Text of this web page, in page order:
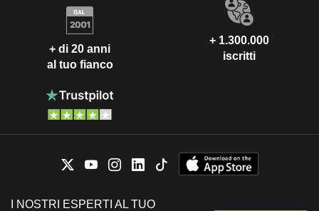
+ di 20 anni
al tuo fianco
+ 1.300.000
iscritti
I NOSTRI ESPERTI AL TUO